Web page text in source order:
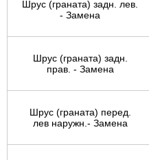
Шрус (граната) задн. лев.
- Замена
Шрус (граната) задн.
прав. - Замена
Шрус (граната) перед.
лев наружн.- Замена